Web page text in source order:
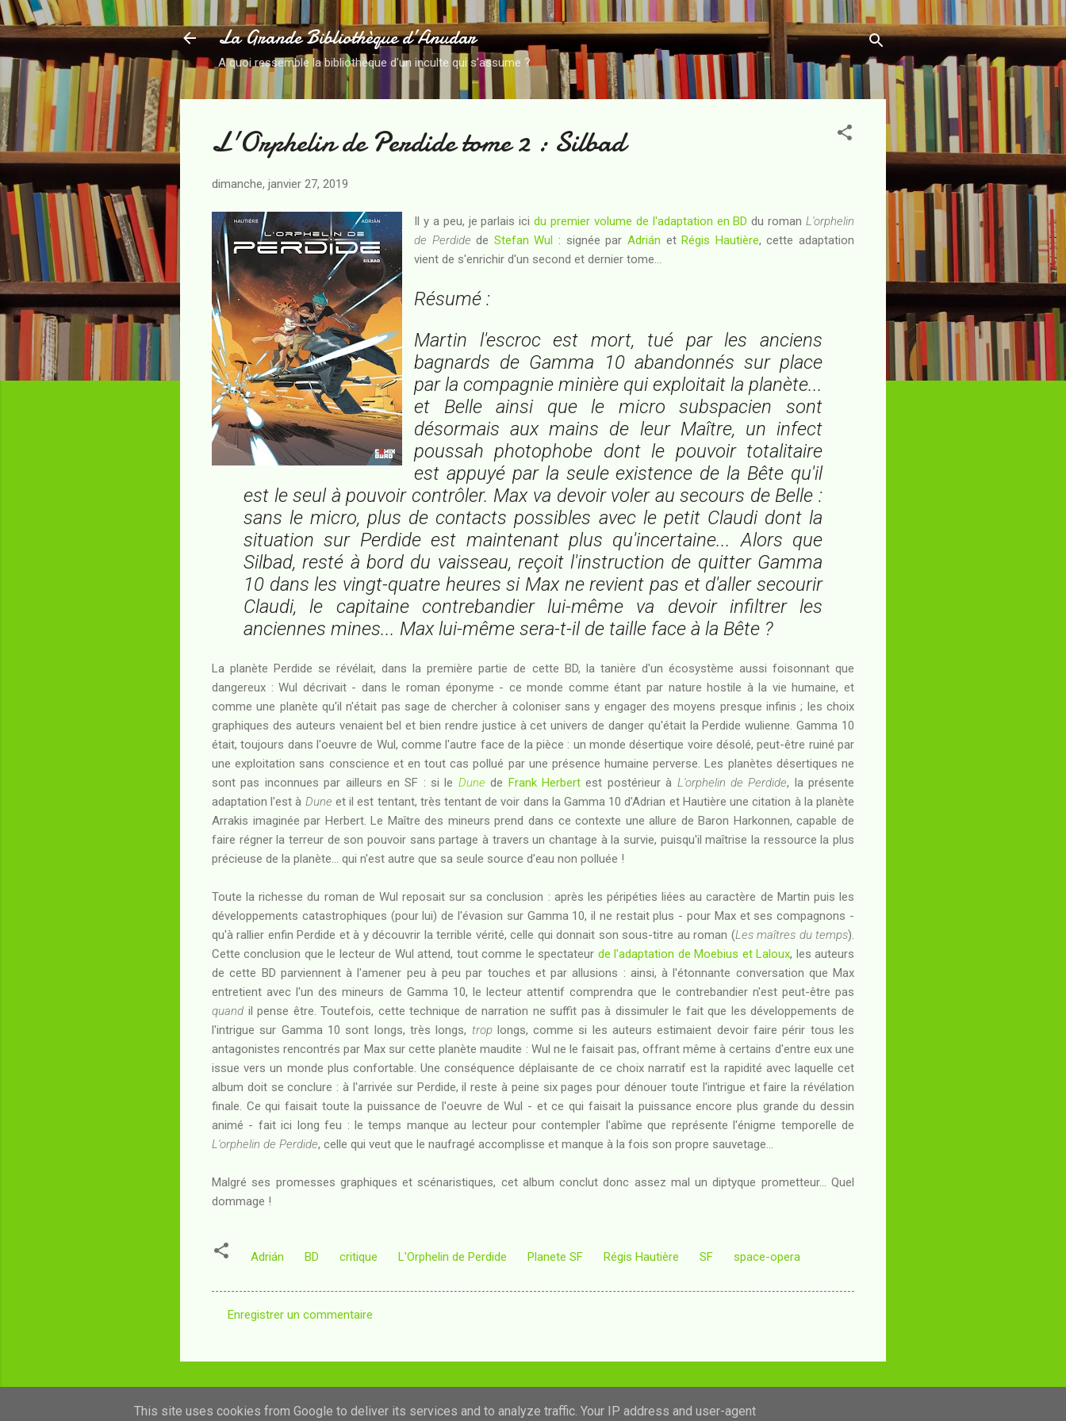
Accéder au contenu principal
La Grande Bibliothèque d’Anudar
A quoi ressemble la bibliothèque d'un inculte qui s'assume ?
L'Orphelin de Perdide tome 2 : Silbad
dimanche, janvier 27, 2019
Il y a peu, je parlais icidu premier volume de l'adaptation en BD du roman L'orphelin
de Perdide de Stefan Wul : signée par Adrián etRégis Hautière, cette adaptation
vient de s'enrichir d'un second et dernier tome...
Résumé :
Martin l'escroc est mort, tué par les anciens
bagnards de Gamma 10 abandonnés sur place
par la compagnie minière qui exploitait la planète...
et Belle ainsi que le micro subspacien sont
désormais aux mains de leur Maître, un infect
poussah photophobe dont le pouvoir totalitaire
est appuyé par la seule existence de la Bête qu'il
est le seul à pouvoir contrôler. Max va devoir voler au secours de Belle :
sans le micro, plus de contacts possibles avec le petit Claudi dont la
situation sur Perdide est maintenant plus qu'incertaine... Alors que
Silbad, resté à bord du vaisseau, reçoit l'instruction de quitter Gamma
10 dans les vingt-quatre heures si Max ne revient pas et d'aller secourir
Claudi, le capitaine contrebandier lui-même va devoir infiltrer les
anciennes mines... Max lui-même sera-t-il de taille face à la Bête ?
La planète Perdide se révélait, dans la première partie de cette BD, la tanière d'un écosystème aussi foisonnant que
dangereux : Wul décrivait - dans le roman éponyme - ce monde comme étant par nature hostile à la vie humaine, et
comme une planète qu'il n'était pas sage de chercher à coloniser sans y engager des moyens presque infinis ; les choix
graphiques des auteurs venaient bel et bien rendre justice à cet univers de danger qu'était la Perdide wulienne. Gamma 10
était, toujours dans l'oeuvre de Wul, comme l'autre face de la pièce : un monde désertique voire désolé, peut-être ruiné par
une exploitation sans conscience et en tout cas pollué par une présence humaine perverse. Les planètes désertiques ne
sont pas inconnues par ailleurs en SF : si le Dune de Frank Herbertest postérieur à L'orphelin de Perdide, la présente
adaptation l'est à Dune et il est tentant, très tentant de voir dans la Gamma 10 d'Adrian et Hautière une citation à la planète
Arrakis imaginée par Herbert. Le Maître des mineurs prend dans ce contexte une allure de Baron Harkonnen, capable de
faire régner la terreur de son pouvoir sans partage à travers un chantage à la survie, puisqu'il maîtrise la ressource la plus
précieuse de la planète... qui n'est autre que sa seule source d'eau non polluée !
Toute la richesse du roman de Wul reposait sur sa conclusion : après les péripéties liées au caractère de Martin puis les
développements catastrophiques (pour lui) de l'évasion sur Gamma 10, il ne restait plus - pour Max et ses compagnons -
qu'à rallier enfin Perdide et à y découvrir la terrible vérité, celle qui donnait son sous-titre au roman (Les maîtres du temps).
Cette conclusion que le lecteur de Wul attend, tout comme le spectateur de l'adaptation de Moebius et Laloux, les auteurs
de cette BD parviennent à l'amener peu à peu par touches et par allusions : ainsi, à l'étonnante conversation que Max
entretient avec l'un des mineurs de Gamma 10, le lecteur attentif comprendra que le contrebandier n'est peut-être pas
quand il pense être. Toutefois, cette technique de narration ne suffit pas à dissimuler le fait que les développements de
l'intrigue sur Gamma 10 sont longs, très longs, troplongs, comme si les auteurs estimaient devoir faire périr tous les
antagonistes rencontrés par Max sur cette planète maudite : Wul ne le faisait pas, offrant même à certains d'entre eux une
issue vers un monde plus confortable. Une conséquence déplaisante de ce choix narratif est la rapidité avec laquelle cet
album doit se conclure : à l'arrivée sur Perdide, il reste à peine six pages pour dénouer toute l'intrigue et faire la révélation
finale. Ce qui faisait toute la puissance de l'oeuvre de Wul - et ce qui faisait la puissance encore plus grande du dessin
animé - fait ici long feu : le temps manque au lecteur pour contempler l'abîme que représente l'énigme temporelle de
L'orphelin de Perdide, celle qui veut que le naufragé accomplisse et manque à la fois son propre sauvetage...
Malgré ses promesses graphiques et scénaristiques, cet album conclut donc assez mal un diptyque prometteur... Quel
dommage !
Adrián BD critique L'Orphelin de Perdide Planete SF Régis Hautière SF space-opera
Enregistrer un commentaire
This site uses cookies from Google to deliver its services and to analyze traffic. Your IP address and user-agent